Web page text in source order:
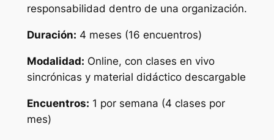
responsabilidad dentro de una organización.
Duración: 4 meses (16 encuentros)
Modalidad: Online, con clases en vivo
sincrónicas y material didáctico descargable
Encuentros: 1 por semana (4 clases por
mes)